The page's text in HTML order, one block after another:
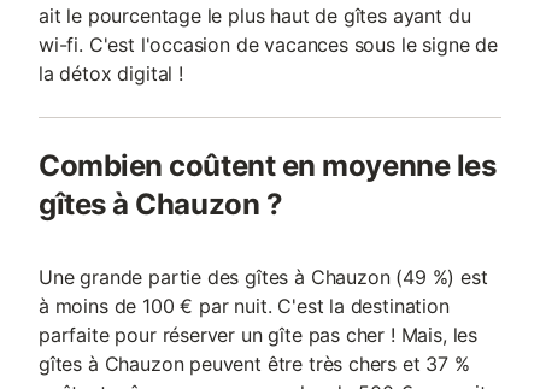
ait le pourcentage le plus haut de gîtes ayant du
wi-fi. C'est l'occasion de vacances sous le signe de
la détox digital !
Combien coûtent en moyenne les
gîtes à Chauzon ?
Une grande partie des gîtes à Chauzon (49 %) est
à moins de 100 € par nuit. C'est la destination
parfaite pour réserver un gîte pas cher ! Mais, les
gîtes à Chauzon peuvent être très chers et 37 %